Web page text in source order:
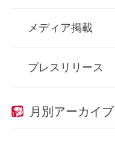
メディア掲載
プレスリリース
月別アーカイブ